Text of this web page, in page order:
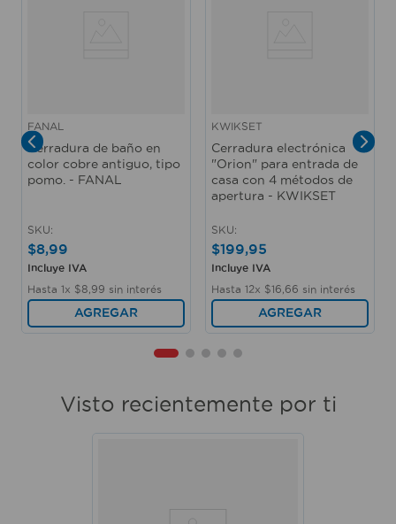
FANAL
Cerradura de baño en
color cobre antiguo, tipo
pomo. - FANAL
SKU:
$8,99
Incluye IVA
Hasta 1x $8 99 sin interés
AGREGAR
KWIKSET
Cerradura electrónica
"Orion" para entrada de
casa con 4 métodos de
apertura - KWIKSET
SKU:
$199,95
Incluye IVA
Hasta 12x $16 66 sin interés
AGREGAR
Visto recientemente por ti